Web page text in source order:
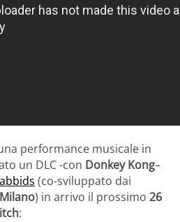
performance musicale in
un DLC -con Donkey Kong–
(co-sviluppato dai
) in arrivo il prossimo 26
: